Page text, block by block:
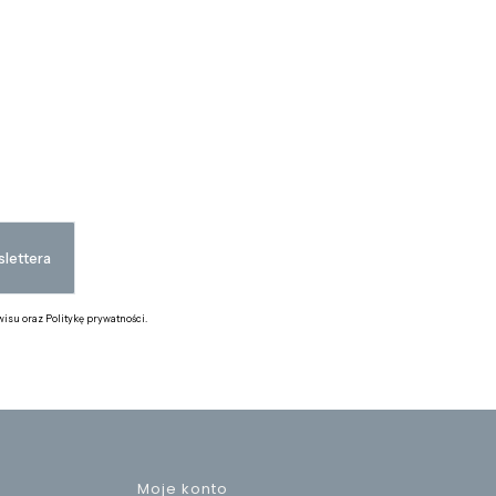
oraz Politykę prywatności.
Moje konto